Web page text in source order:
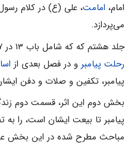
امام، امامت، على (ع) در کلام
مى‌پردازد.
جلد هشتم که که شامل باب ۱۳ در ۷ فصل به وصایاى نبى در هنگام
رحلت پیامبر و در فصل بعدى از
پیامبر، تکفین و صلات و دفن
بخش دوم این اثر، قسمت دوم
پیامبر تا بیعت ایشان است، را
مباحث مطرح شده در این بخش